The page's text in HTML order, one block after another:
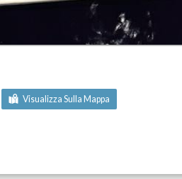
Visualizza Sulla Mappa